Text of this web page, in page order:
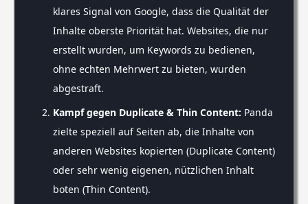
klares Signal von Google, dass die Qualität der
Inhalte oberste Priorität hat. Websites, die nur
erstellt wurden, um Keywords zu bedienen,
ohne echten Mehrwert zu bieten, wurden
abgestraft.
Kampf gegen Duplicate & Thin Content: Panda
zielte speziell auf Seiten ab, die Inhalte von
anderen Websites kopierten (Duplicate Content)
oder sehr wenig eigenen, nützlichen Inhalt
boten (Thin Content).